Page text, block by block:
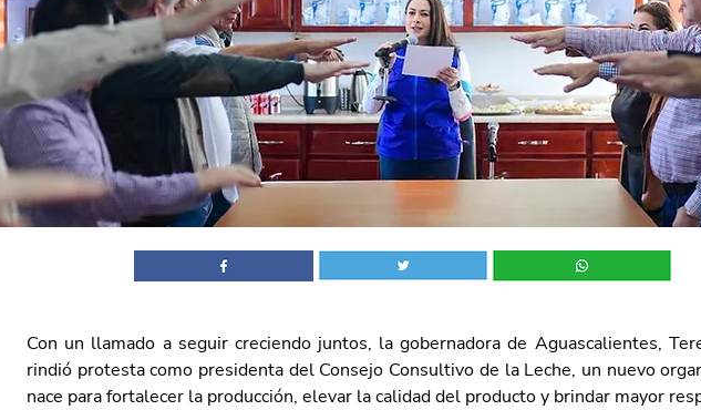
Con un llamado a seguir creciendo juntos, la gobernadora de Aguascalientes,
rindió protesta como presidenta del Consejo Consultivo de la Leche, un nuevo
nace para fortalecer la producción, elevar la calidad del producto y brindar mayor